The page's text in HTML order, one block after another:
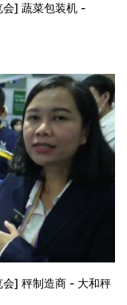
] 蔬菜包装机 -
] 秤制造商 - 大和秤